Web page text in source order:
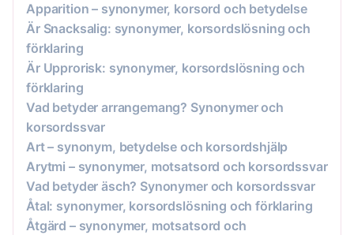
Apparition – synonymer, korsord och betydelse
Är Snacksalig: synonymer, korsordslösning och
förklaring
Är Upprorisk: synonymer, korsordslösning och
förklaring
Vad betyder arrangemang? Synonymer och
korsordssvar
Art – synonym, betydelse och korsordshjälp
Arytmi – synonymer, motsatsord och korsordssvar
Vad betyder äsch? Synonymer och korsordssvar
Åtal: synonymer, korsordslösning och förklaring
Åtgärd – synonymer, motsatsord och